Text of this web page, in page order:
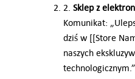
2. Sklep z
Komunikat:
dziś w [[Store
naszych
technologicznym.”